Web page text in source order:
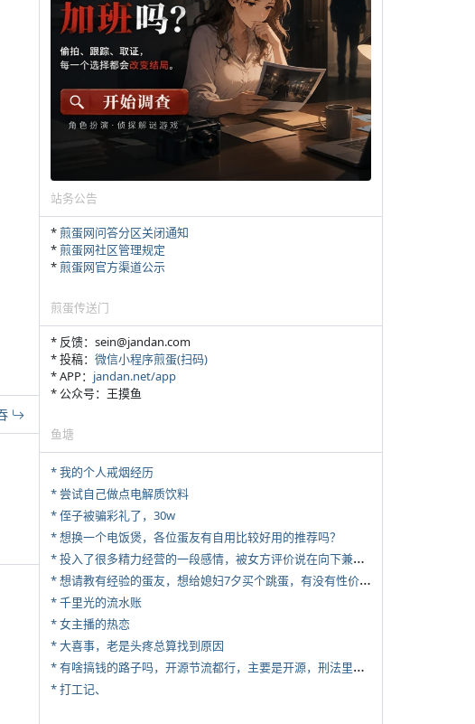
站务公告
*煎蛋网问答分区关闭通知
*煎蛋网社区管理规定
*煎蛋网官方渠道公示
煎蛋传送门
* 反馈：sein@jandan.com
* 投稿： 微信小程序煎蛋(扫码)
* APP： jandan.net/app
* 公众号：王摸鱼
鱼塘
* 我的个人戒烟经历
* 尝试自己做点电解质饮料
* 侄子被骗彩礼了，30w
* 想换一个电饭煲，各位蛋友有自用比较好用的推荐吗？
*
投入了很多精力经营的一段感情，被女方评价说在向下兼容我，感觉有点破防
*
想请教有经验的蛋友，想给媳妇7夕买个跳蛋，有没有性价比高的推荐
* 千里光的流水账
* 女主播的热恋
* 大喜事，老是头疼总算找到原因
*
有啥搞钱的路子吗，开源节流都行，主要是开源，刑法里的咱不做
* 打工记、